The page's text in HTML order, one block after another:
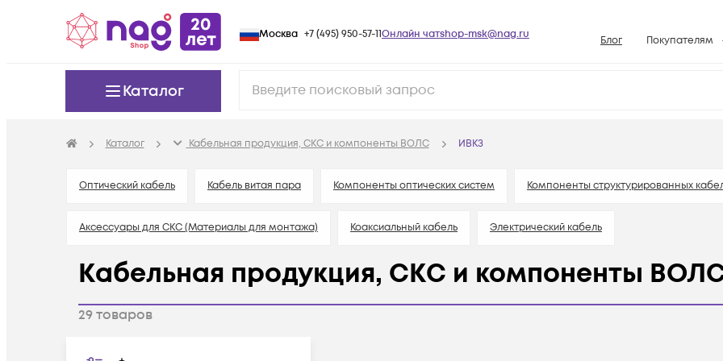
Москва +7 (495) 950-57-11Онлайн чатshop-msk@nag.ru Блог Покупателям
Гарантийное
База знаний
Каталог
Каталог Кабельная продукция, СКС и компоненты ВОЛС ИВКЗ
Оптический кабель Кабель витая пара Компоненты оптических систем Компоненты структурированных
Аксессуары для СКС (Материалы для монтажа) Коаксиальный кабель Электрический кабель
Кабельная продукция, СКС и компоненты
29 товаров